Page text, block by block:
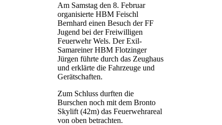
Am Samstag den 8. Februar
organisierte HBM Feischl
Bernhard einen Besuch der FF
Jugend bei der Freiwilligen
Feuerwehr Wels. Der Exil-
Samareiner HBM Flotzinger
Jürgen führte durch das Zeughaus
und erklärte die Fahrzeuge und
Gerätschaften.
Zum Schluss durften die
Burschen noch mit dem Bronto
Skylift (42m) das Feuerwehrareal
von oben betrachten.